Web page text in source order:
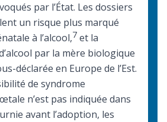
par l’État. Les dossiers
un risque plus marqué
à l’alcool,7 et la
par la mère biologique
déclarée en Europe de l’Est.
de syndrome
n’est pas indiquée dans
avant l’adoption, les